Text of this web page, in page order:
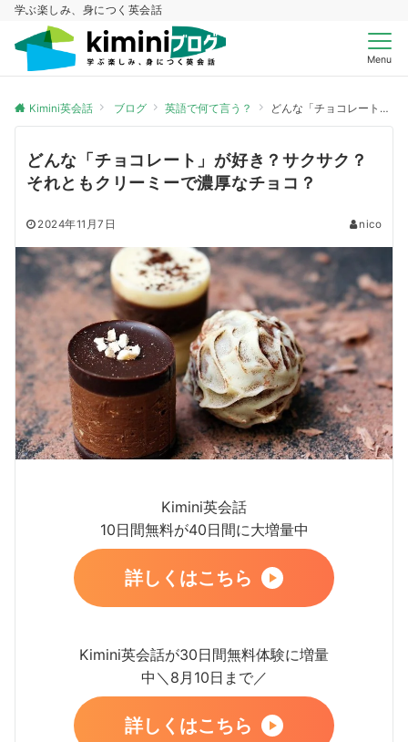
学ぶ楽しみ、身につく英会話
Menu
Kimini英会話 ブログ 英語で何て言う？ どんな「チョコレート」が好き？サクサク？それともクリーミーで濃厚なチョコ？
どんな「チョコレート」が好き？サクサク？
それともクリーミーで濃厚なチョコ？
2024年11月7日 nico
Kimini英会話
10日間無料が40日間に大増量中
詳しくはこちら
Kimini英会話が30日間無料体験に増量
中＼8月10日まで／
詳しくはこちら